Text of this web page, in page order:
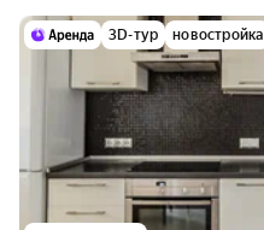
3D-тур новостройка